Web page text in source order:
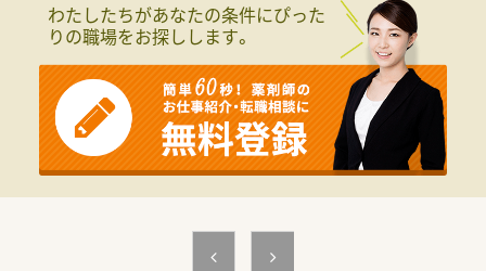
わたしたちがあなたの条件にぴった
りの職場をお探しします。